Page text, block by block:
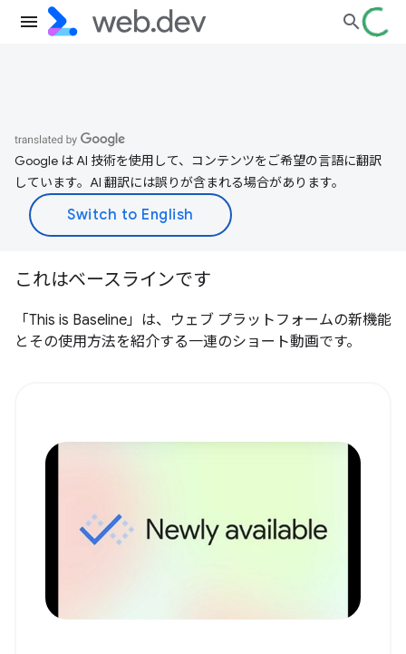
Google は AI 技術を使用して、コンテンツをご希望の言語に翻訳
しています。AI 翻訳には誤りが含まれる場合があります。
これはベースラインです
「This is Baseline」は、ウェブ プラットフォームの新機能
とその使用方法を紹介する一連のショート動画です。